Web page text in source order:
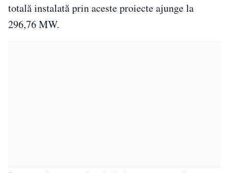
totală instalată prin aceste proiecte ajunge la
296,76 MW.